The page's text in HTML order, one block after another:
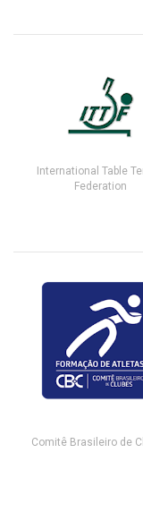
International Table
Federation
Comitê Brasileiro de